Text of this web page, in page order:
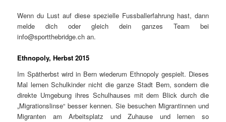
Wenn du Lust auf diese spezielle Fussballerfahrung hast, dann
melde dich oder gleich dein ganzes Team bei
info@sportthebridge.ch an.
Ethnopoly, Herbst 2015
Im Spätherbst wird in Bern wiederum Ethnopoly gespielt. Dieses
Mal lernen Schulkinder nicht die ganze Stadt Bern, sondern die
direkte Umgebung ihres Schulhauses mit dem Blick durch die
„Migrationslinse“ besser kennen. Sie besuchen Migrantinnen und
Migranten am Arbeitsplatz und Zuhause und lernen so